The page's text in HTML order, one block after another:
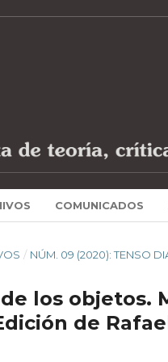
COMUNICADOS
/ NÚM. 09 (2020): TENSO
los objetos.
de